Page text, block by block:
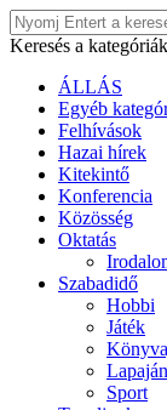
Keresés a
ÁLLÁS
Egyéb
Felhívások
Hazai hírek
Kitekintő
Konferencia
Közösség
Oktatás
Szabadidő
Hobbi
Játék
Sport